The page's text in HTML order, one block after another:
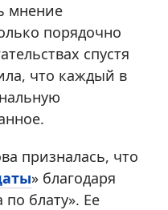
мнение
порядочно
спустя
что каждый в
призналась, что
» благодаря
блату». Ее